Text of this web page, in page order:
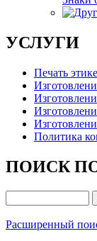
УСЛУГИ
Печать
Политика
ПОИСК
Расширенный